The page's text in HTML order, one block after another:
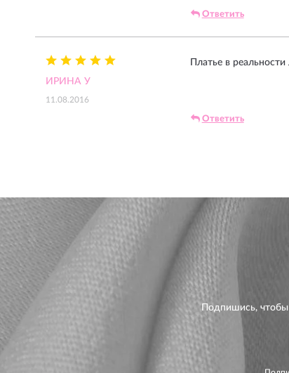
Ответить
ИРИНА У
11.08.2016
Платье в
Ответить
Подпишись, чтобы